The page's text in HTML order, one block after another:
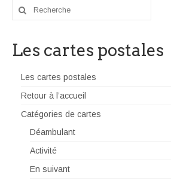
Rechercher
Les cartes postales
Les cartes postales
Retour à l’accueil
Catégories de cartes
Déambulant
Activité
En suivant